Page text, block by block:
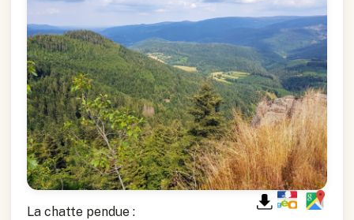
La chatte pendue :